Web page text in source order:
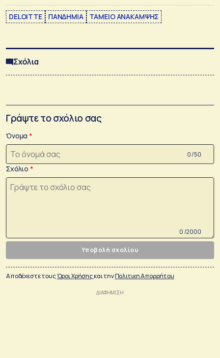
DELOITTE ΠΑΝΔΗΜΙΑ ΤΑΜΕΙΟ ΑΝΑΚΑΜΨΗΣ
Σχόλια
Γράψτε το σχόλιο σας
Όνομα
0 /50
Σχόλιο
0 /2000
Υποβολή σχολίου
Αποδέχεστε τουςΌροι Χρήσηςκαι τηνΠολιτικη Απορρήτου